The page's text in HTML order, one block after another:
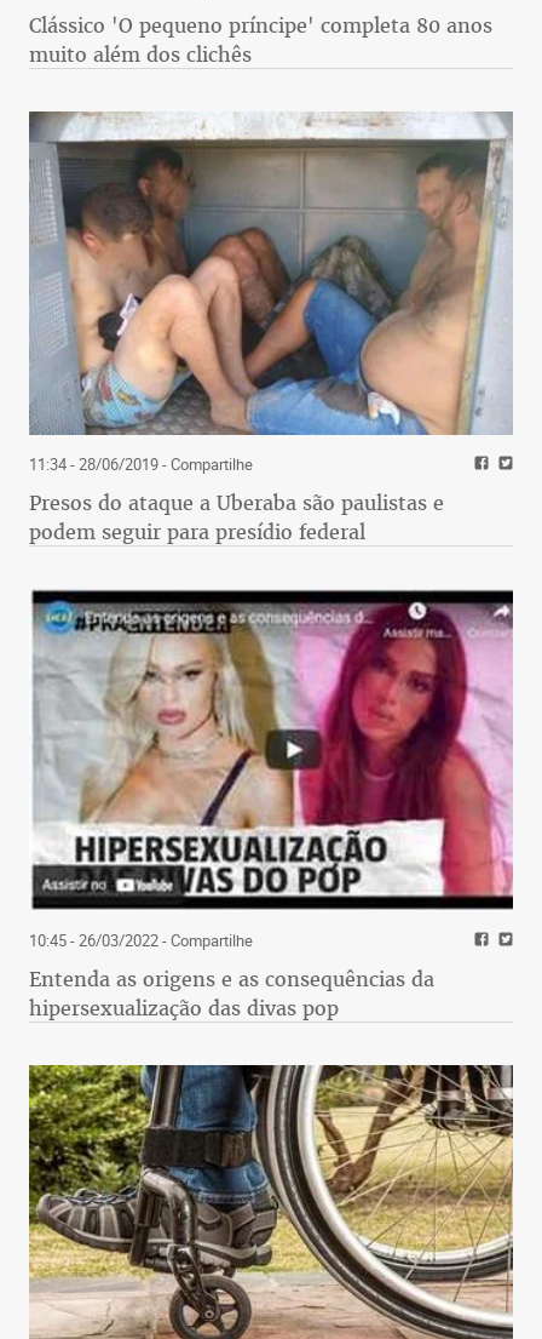
Clássico 'O pequeno príncipe' completa 80 anos
muito além dos clichês
11:34 - 28/06/2019- Compartilhe
Presos do ataque a Uberaba são paulistas e
podem seguir para presídio federal
10:45 - 26/03/2022- Compartilhe
Entenda as origens e as consequências da
hipersexualização das divas pop